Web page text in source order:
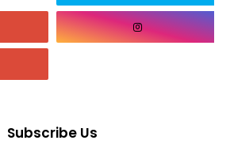
Subscribe Us